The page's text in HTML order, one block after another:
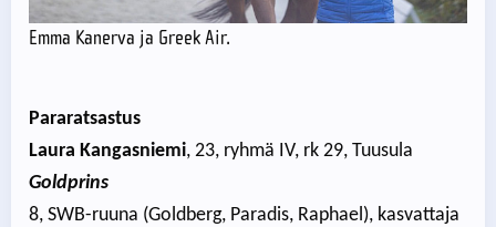
Emma Kanerva ja Greek Air.
Pararatsastus
Laura Kangasniemi, 23, ryhmä IV, rk 29, Tuusula
Goldprins
8, SWB-ruuna (Goldberg, Paradis, Raphael), kasvattaja